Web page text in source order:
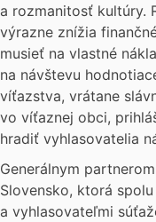
a rozmanitosť kultúry.
výrazne znížia
musieť na vlastné
na návštevu
víťazstva, vrátane
vo víťaznej obci,
hradiť vyhlasovatelia
Generálnym
Slovensko, ktorá
a vyhlasovateľmi